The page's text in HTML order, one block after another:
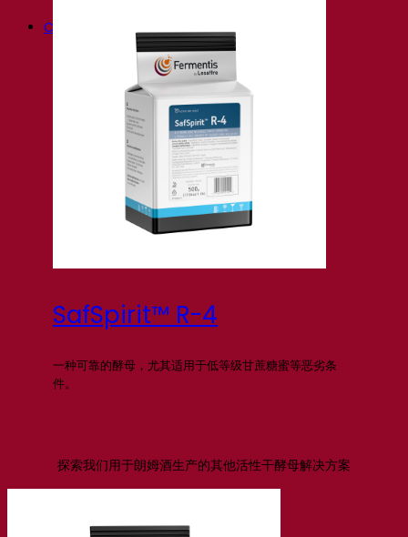
Contact
SafSpirit™ R-4
一种可靠的酵母，尤其适用于低等级甘蔗糖蜜等恶劣条
件。
探索我们用于朗姆酒生产的其他活性干酵母解决方案